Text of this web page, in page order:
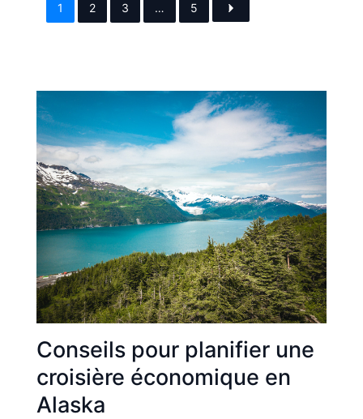
1 2 3 … 5
Conseils pour planifier une
croisière économique en
Alaska